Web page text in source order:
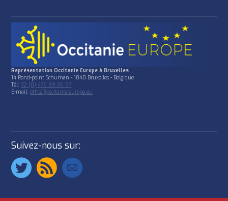
Représentation Occitanie Europe à Bruxelles
14 Rond-point Schuman - 1040 Bruxelles - Belgique
Tél:32 (0) 476 89 35 57
E-mail:office@occitanie-europe.eu
Suivez-nous sur: